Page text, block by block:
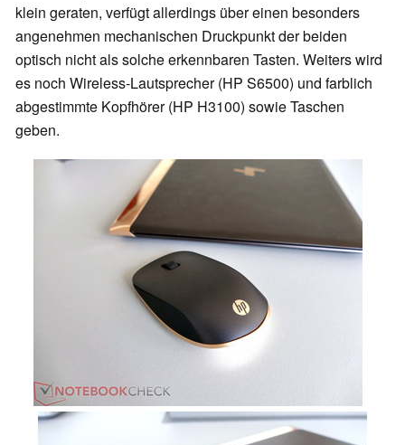
klein geraten, verfügt allerdings über einen besonders
angenehmen mechanischen Druckpunkt der beiden
optisch nicht als solche erkennbaren Tasten. Weiters wird
es noch Wireless-Lautsprecher (HP S6500) und farblich
abgestimmte Kopfhörer (HP H3100) sowie Taschen
geben.